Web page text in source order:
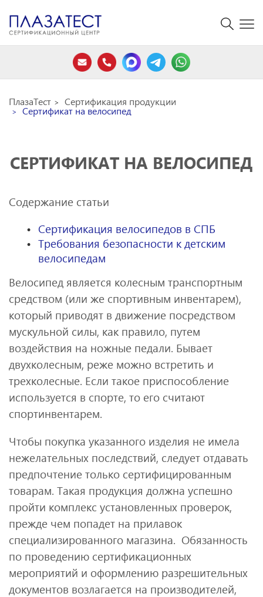
ПлазаТест Сертификация продукции
Сертификат на велосипед
СЕРТИФИКАТ НА ВЕЛОСИПЕД
Содержание статьи
Сертификация велосипедов в СПБ
Требования безопасности к детским
велосипедам
Велосипед является колесным транспортным
средством (или же спортивным инвентарем),
который приводят в движение посредством
мускульной силы, как правило, путем
воздействия на ножные педали. Бывает
двухколесным, реже можно встретить и
трехколесные. Если такое приспособление
используется в спорте, то его считают
спортинвентарем.
Чтобы покупка указанного изделия не имела
нежелательных последствий, следует отдавать
предпочтение только сертифицированным
товарам. Такая продукция должна успешно
пройти комплекс установленных проверок,
прежде чем попадет на прилавок
специализированного магазина. Обязанность
по проведению сертификационных
мероприятий и оформлению разрешительных
документов возлагается на производителей,